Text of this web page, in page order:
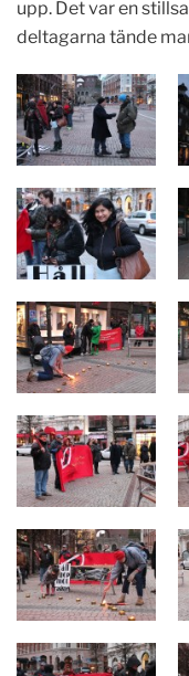
upp. Det var en
deltagarna tände